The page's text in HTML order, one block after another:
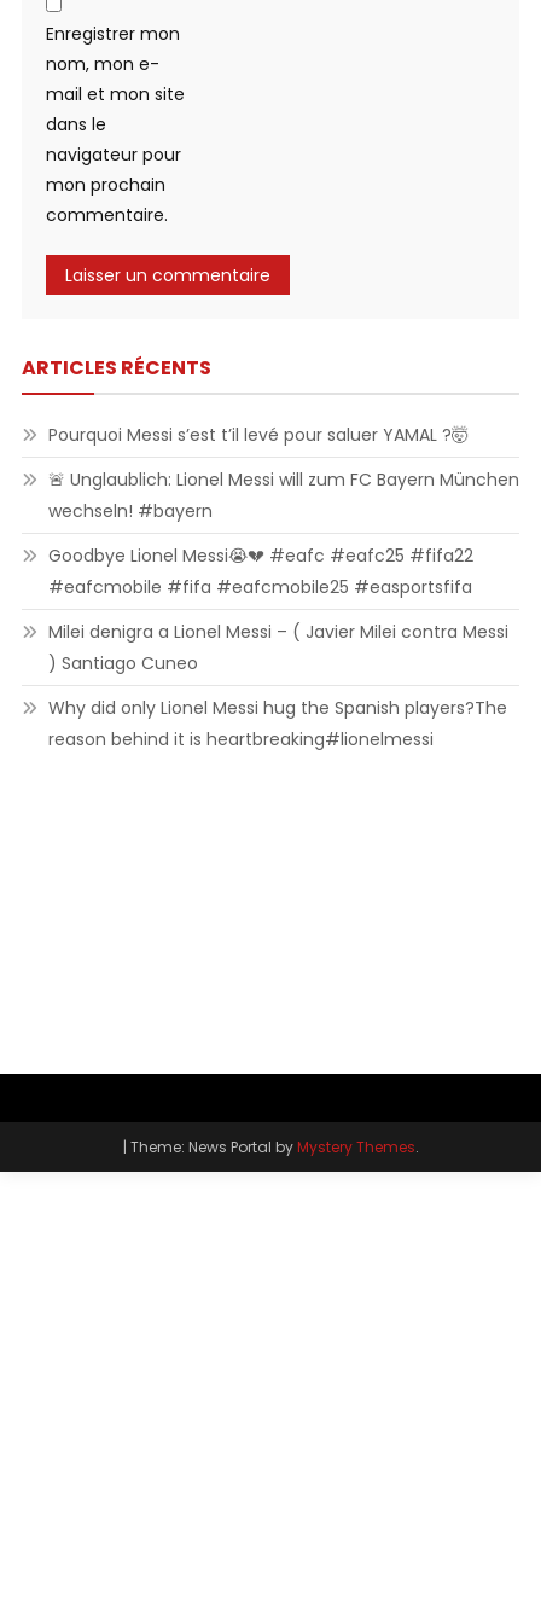
Enregistrer mon
nom, mon e-
mail et mon site
dans le
navigateur pour
mon prochain
commentaire.
ARTICLES RÉCENTS
Pourquoi Messi s’est t’il levé pour saluer YAMAL ?🤯
🚨 Unglaublich: Lionel Messi will zum FC Bayern München
wechseln! #bayern
Goodbye Lionel Messi😭💔 #eafc #eafc25 #fifa22
#eafcmobile #fifa #eafcmobile25 #easportsfifa
Milei denigra a Lionel Messi – ( Javier Milei contra Messi
) Santiago Cuneo
Why did only Lionel Messi hug the Spanish players?The
reason behind it is heartbreaking#lionelmessi
| Theme: News Portal byMystery Themes.